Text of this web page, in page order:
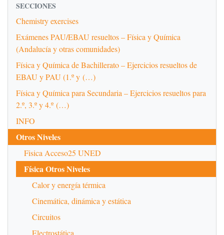
SECCIONES
Chemistry exercises
Exámenes PAU/EBAU resueltos – Física y Química
(Andalucía y otras comunidades)
Física y Química de Bachillerato – Ejercicios resueltos de
EBAU y PAU (1.º y (…)
Física y Química para Secundaria – Ejercicios resueltos para
2.º, 3.º y 4.º (…)
INFO
Otros Niveles
Fisica Acceso25 UNED
Física Otros Niveles
Calor y energía térmica
Cinemática, dinámica y estática
Circuitos